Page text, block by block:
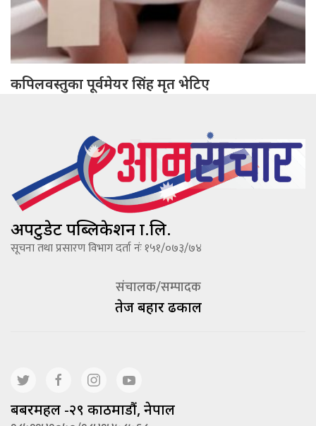
कपिलवस्तुका पूर्वमेयर सिंह मृत भेटिए
अपटुडेट पब्लिकेशन प्रा.लि.
सूचना तथा प्रसारण विभाग दर्ता नंः १५१/०७३/७४
संचालक/सम्पादक
तेज बहादूर ढकाल
बबरमहल -२९ काठमाडौं, नेपाल